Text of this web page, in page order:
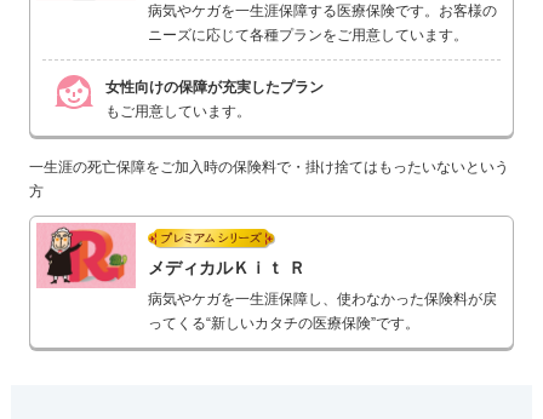
病気やケガを一生涯保障する医療保険です。お客様の
ニーズに応じて各種プランをご用意しています。
女性向けの保障が充実したプラン
もご用意しています。
一生涯の死亡保障をご加入時の保険料で・掛け捨てはもったいないという
方
メディカルＫｉｔ Ｒ
病気やケガを一生涯保障し、使わなかった保険料が戻
ってくる“新しいカタチの医療保険”です。